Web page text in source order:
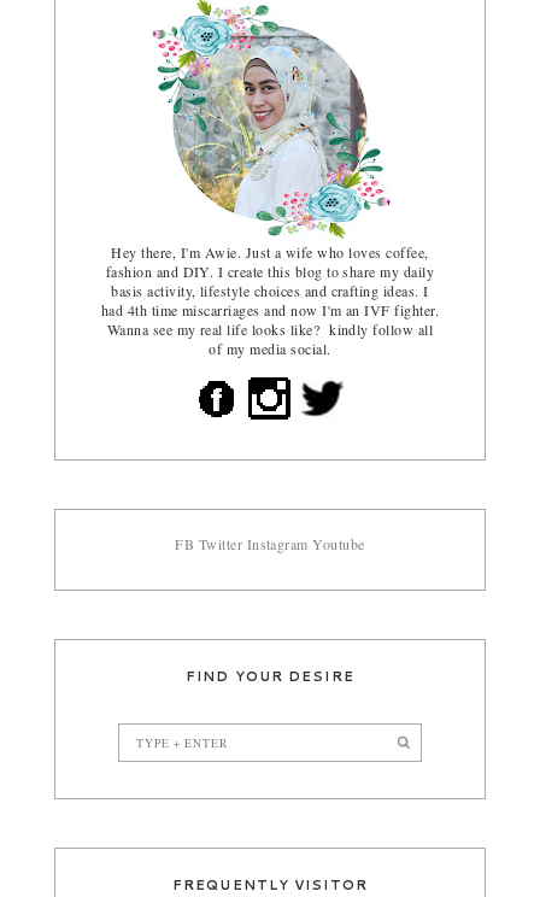
Hey there, I'm Awie. Just a wife who loves coffee,
fashion and DIY. I create this blog to share my daily
basis activity, lifestyle choices and crafting ideas. I
had 4th time miscarriages and now I'm an IVF fighter.
Wanna see my real life looks like? kindly follow all
of my media social.
FB Twitter Instagram Youtube
FIND YOUR DESIRE
FREQUENTLY VISITOR